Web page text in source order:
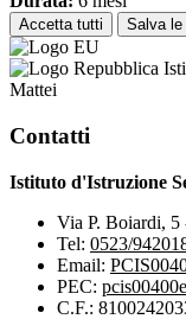
Accetta tutti Salva le
Mattei
Contatti
Istituto d'Istruzione
Via P. Boiardi,
Tel: 0523/
Email:
PEC:
C.F.: